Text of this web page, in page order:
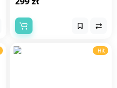
Hit